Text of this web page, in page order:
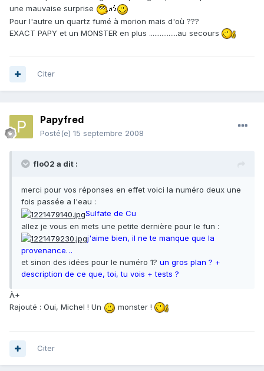
une mauvaise surprise
Pour l'autre un quartz fumé à morion mais d'où ???
EXACT PAPY et un MONSTER en plus ................au secours
Citer
Papyfred
Posté(e) 15 septembre 2008
flo02 a dit :
merci pour vos réponses en effet voici la numéro deux une
fois passée a l'eau :
Sulfate de Cu
allez je vous en mets une petite dernière pour le fun :
j'aime bien, il ne te manque que la
provenance…
et sinon des idées pour le numéro 1? un gros plan ? +
description de ce que, toi, tu vois + tests ?
À+
Rajouté : Oui, Michel ! Un
monster !
Citer